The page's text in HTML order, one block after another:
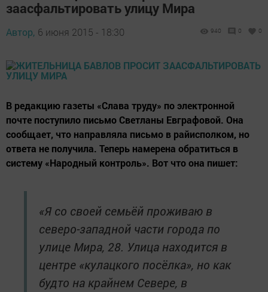
заасфальтировать улицу Мира
Автор, 6 июня 2015 - 18:30 940 0 0
В редакцию газеты «Слава труду» по электронной
почте поступило письмо Светланы Евграфовой. Она
сообщает, что направляла письмо в райисполком, но
ответа не получила. Теперь намерена обратиться в
систему «Народный контроль». Вот что она пишет:
«Я со своей семьёй проживаю в
северо-западной части города по
улице Мира, 28. Улица находится в
центре «кулацкого посёлка», но как
будто на крайнем Севере, в